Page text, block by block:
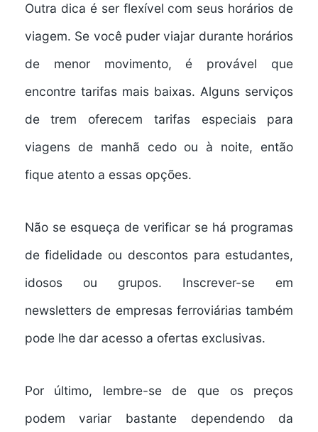
Outra dica é ser flexível com seus horários de
viagem. Se você puder viajar durante horários
de menor movimento, é provável que
encontre tarifas mais baixas. Alguns serviços
de trem oferecem tarifas especiais para
viagens de manhã cedo ou à noite, então
fique atento a essas opções.
Não se esqueça de verificar se há programas
de fidelidade ou descontos para estudantes,
idosos ou grupos. Inscrever-se em
newsletters de empresas ferroviárias também
pode lhe dar acesso a ofertas exclusivas.
Por último, lembre-se de que os preços
podem variar bastante dependendo da